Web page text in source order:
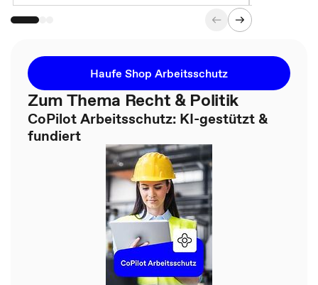
Haufe Shop Arbeitsschutz
Zum Thema Recht & Politik
CoPilot Arbeitsschutz: KI-gestützt &
fundiert